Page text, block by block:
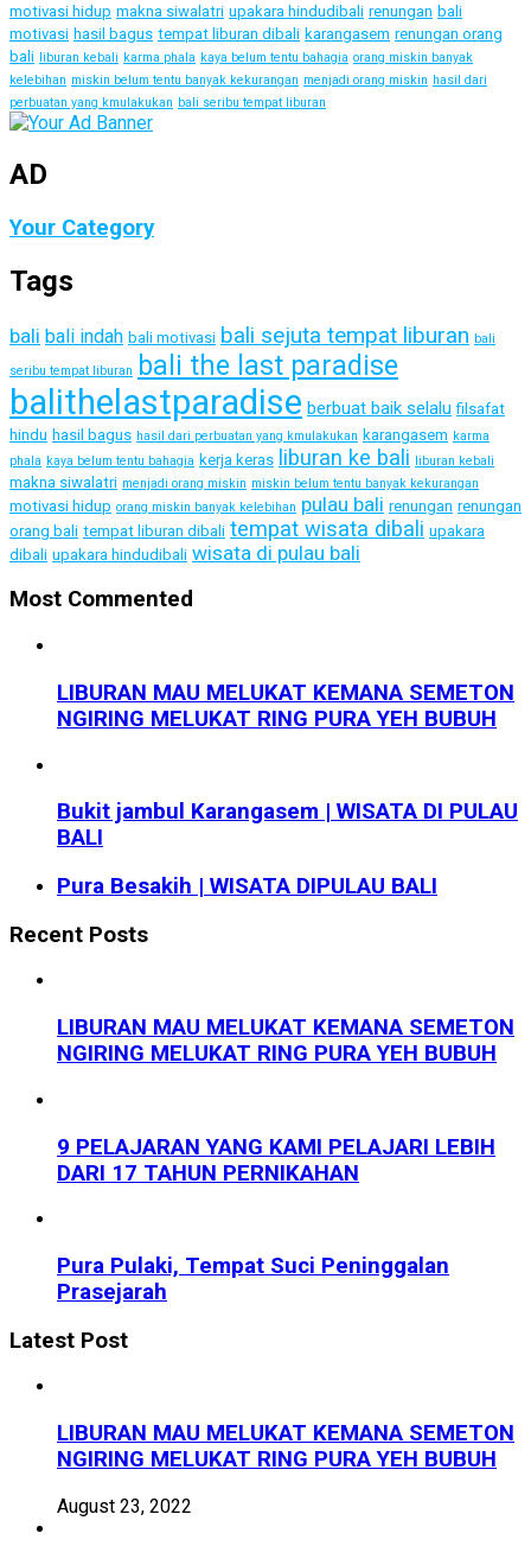
motivasi hidup makna siwalatri upakara hindudibali renungan bali
motivasi hasil bagus tempat liburan dibali karangasem renungan orang
bali liburan kebali karma phala kaya belum tentu bahagia orang miskin banyak
kelebihan miskin belum tentu banyak kekurangan menjadi orang miskin hasil dari
perbuatan yang kmulakukan bali seribu tempat liburan
AD
Your Category
Tags
bali bali indah bali motivasi bali sejuta tempat liburan bali
seribu tempat liburan bali the last paradise
balithelastparadise berbuat baik selalu filsafat
hindu hasil bagus hasil dari perbuatan yang kmulakukan karangasem karma
phala kaya belum tentu bahagia kerja keras liburan ke bali liburan kebali
makna siwalatri menjadi orang miskin miskin belum tentu banyak kekurangan
motivasi hidup orang miskin banyak kelebihan pulau bali renungan renungan
orang bali tempat liburan dibali tempat wisata dibali upakara
dibali upakara hindudibali wisata di pulau bali
Most Commented
LIBURAN MAU MELUKAT KEMANA SEMETON
NGIRING MELUKAT RING PURA YEH BUBUH
Bukit jambul Karangasem | WISATA DI PULAU
BALI
Pura Besakih | WISATA DIPULAU BALI
Recent Posts
LIBURAN MAU MELUKAT KEMANA SEMETON
NGIRING MELUKAT RING PURA YEH BUBUH
9 PELAJARAN YANG KAMI PELAJARI LEBIH
DARI 17 TAHUN PERNIKAHAN
Pura Pulaki, Tempat Suci Peninggalan
Prasejarah
Latest Post
LIBURAN MAU MELUKAT KEMANA SEMETON
NGIRING MELUKAT RING PURA YEH BUBUH
August 23, 2022